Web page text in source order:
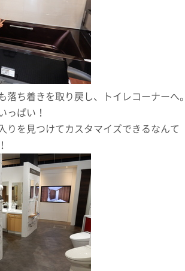
落ち着きを取り戻し、トイレコーナーへ。
っぱい！
りを見つけてカスタマイズできるなんて